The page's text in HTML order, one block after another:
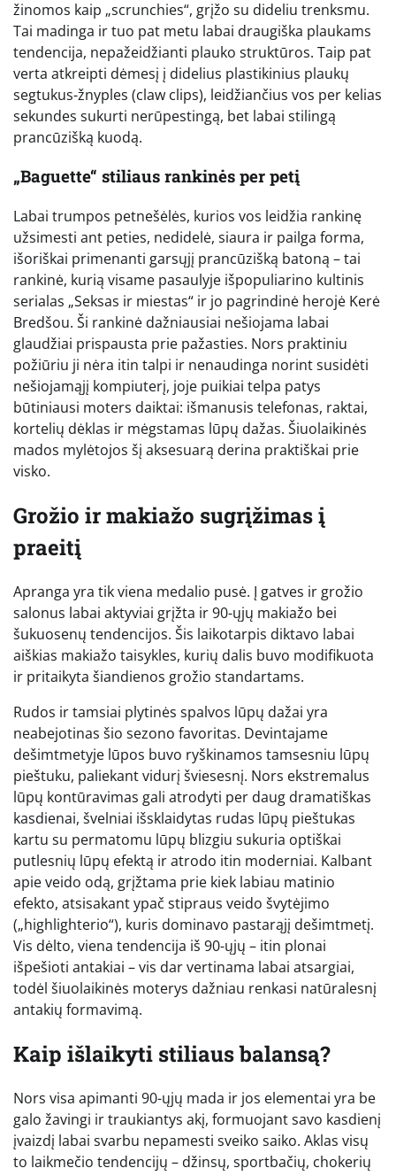
žinomos kaip „scrunchies“, grįžo su dideliu trenksmu.
Tai madinga ir tuo pat metu labai draugiška plaukams
tendencija, nepažeidžianti plauko struktūros. Taip pat
verta atkreipti dėmesį į didelius plastikinius plaukų
segtukus-žnyples (claw clips), leidžiančius vos per kelias
sekundes sukurti nerūpestingą, bet labai stilingą
prancūzišką kuodą.
„Baguette“ stiliaus rankinės per petį
Labai trumpos petnešėlės, kurios vos leidžia rankinę
užsimesti ant peties, nedidelė, siaura ir pailga forma,
išoriškai primenanti garsųjį prancūzišką batoną – tai
rankinė, kurią visame pasaulyje išpopuliarino kultinis
serialas „Seksas ir miestas“ ir jo pagrindinė herojė Kerė
Bredšou. Ši rankinė dažniausiai nešiojama labai
glaudžiai prispausta prie pažasties. Nors praktiniu
požiūriu ji nėra itin talpi ir nenaudinga norint susidėti
nešiojamąjį kompiuterį, joje puikiai telpa patys
būtiniausi moters daiktai: išmanusis telefonas, raktai,
kortelių dėklas ir mėgstamas lūpų dažas. Šiuolaikinės
mados mylėtojos šį aksesuarą derina praktiškai prie
visko.
Grožio ir makiažo sugrįžimas į
praeitį
Apranga yra tik viena medalio pusė. Į gatves ir grožio
salonus labai aktyviai grįžta ir 90-ųjų makiažo bei
šukuosenų tendencijos. Šis laikotarpis diktavo labai
aiškias makiažo taisykles, kurių dalis buvo modifikuota
ir pritaikyta šiandienos grožio standartams.
Rudos ir tamsiai plytinės spalvos lūpų dažai yra
neabejotinas šio sezono favoritas. Devintajame
dešimtmetyje lūpos buvo ryškinamos tamsesniu lūpų
pieštuku, paliekant vidurį šviesesnį. Nors ekstremalus
lūpų kontūravimas gali atrodyti per daug dramatiškas
kasdienai, švelniai išsklaidytas rudas lūpų pieštukas
kartu su permatomu lūpų blizgiu sukuria optiškai
putlesnių lūpų efektą ir atrodo itin moderniai. Kalbant
apie veido odą, grįžtama prie kiek labiau matinio
efekto, atsisakant ypač stipraus veido švytėjimo
(„highlighterio“), kuris dominavo pastarąjį dešimtmetį.
Vis dėlto, viena tendencija iš 90-ųjų – itin plonai
išpešioti antakiai – vis dar vertinama labai atsargiai,
todėl šiuolaikinės moterys dažniau renkasi natūralesnį
antakių formavimą.
Kaip išlaikyti stiliaus balansą?
Nors visa apimanti 90-ųjų mada ir jos elementai yra be
galo žavingi ir traukiantys akį, formuojant savo kasdienį
įvaizdį labai svarbu nepamesti sveiko saiko. Aklas visų
to laikmečio tendencijų – džinsų, sportbačių, chokerių